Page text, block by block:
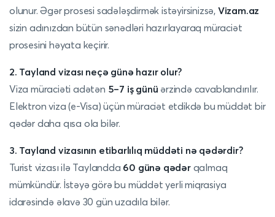
olunur. Əgər prosesi sadələşdirmək istəyirsinizsə, Vizam.az
sizin adınızdan bütün sənədləri hazırlayaraq müraciət
prosesini həyata keçirir.
2. Tayland vizası neçə günə hazır olur?
Viza müraciəti adətən 5–7 iş günü ərzində cavablandırılır.
Elektron viza (e-Visa) üçün müraciət etdikdə bu müddət bir
qədər daha qısa ola bilər.
3. Tayland vizasının etibarlılıq müddəti nə qədərdir?
Turist vizası ilə Taylandda 60 günə qədərqalmaq
mümkündür. İstəyə görə bu müddət yerli miqrasiya
idarəsində əlavə 30 gün uzadıla bilər.